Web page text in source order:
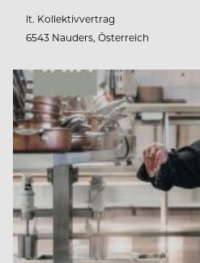
lt. Kollektivvertrag
6543 Nauders, Österreich